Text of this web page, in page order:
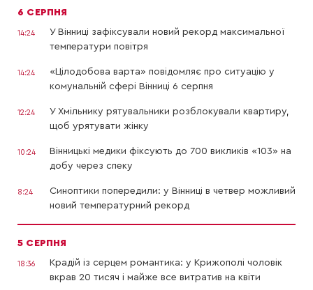
6 СЕРПНЯ
14:24
У Вінниці зафіксували новий рекорд максимальної
температури повітря
14:24
«Цілодобова варта» повідомляє про ситуацію у
комунальній сфері Вінниці 6 серпня
12:24
У Хмільнику рятувальники розблокували квартиру,
щоб урятувати жінку
10:24
Вінницькі медики фіксують до 700 викликів «103» на
добу через спеку
8:24
Синоптики попередили: у Вінниці в четвер можливий
новий температурний рекорд
5 СЕРПНЯ
18:36
Крадій із серцем романтика: у Крижополі чоловік
вкрав 20 тисяч і майже все витратив на квіти